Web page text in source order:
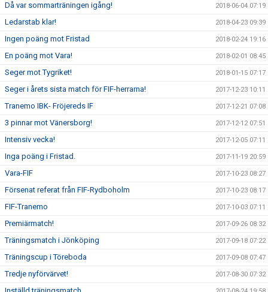
Då var sommarträningen igång! 2018-06-04 07:19
Ledarstab klar! 2018-04-23 09:39
Ingen poäng mot Fristad 2018-02-24 19:16
En poäng mot Vara! 2018-02-01 08:45
Seger mot Tygriket! 2018-01-15 07:17
Seger i årets sista match för FIF-herrarna! 2017-12-23 10:11
Tranemo IBK- Fröjereds IF 2017-12-21 07:08
3 pinnar mot Vänersborg! 2017-12-12 07:51
Intensiv vecka! 2017-12-05 07:11
Inga poäng i Fristad. 2017-11-19 20:59
Vara-FIF 2017-10-23 08:27
Försenat referat från FIF-Rydboholm 2017-10-23 08:17
FIF-Tranemo 2017-10-03 07:11
Premiärmatch! 2017-09-26 08:32
Träningsmatch i Jönköping 2017-09-18 07:22
Träningscup i Töreboda 2017-09-08 07:47
Tredje nyförvärvet! 2017-08-30 07:32